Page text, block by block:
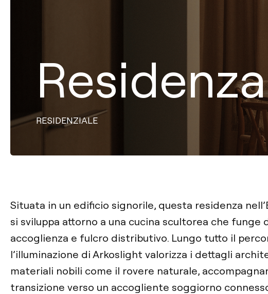
RESIDENZIALE
Situata in un edificio signorile, questa residenza
si sviluppa attorno a una cucina scultorea che funge
accoglienza e fulcro distributivo. Lungo tutto il
l’illuminazione di Arkoslight valorizza i dettagli
materiali nobili come il rovere naturale,
transizione verso un accogliente soggiorno